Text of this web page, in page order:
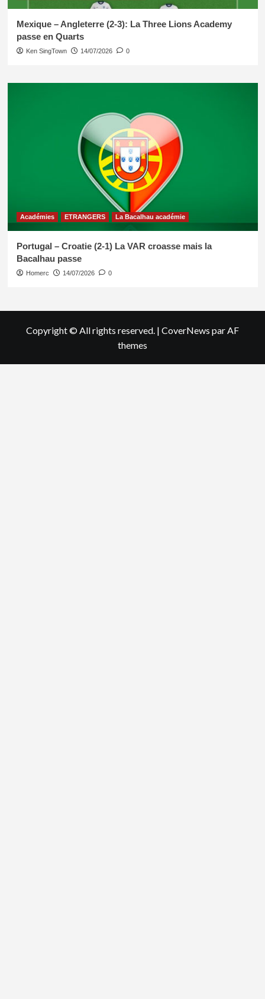
Mexique – Angleterre (2-3): La Three Lions Academy
passe en Quarts
Ken SingTown 14/07/2026 0
Académies ETRANGERS La Bacalhau académie
Portugal – Croatie (2-1) La VAR croasse mais la
Bacalhau passe
Homerc 14/07/2026 0
Copyright © All rights reserved. | CoverNews par AF
themes